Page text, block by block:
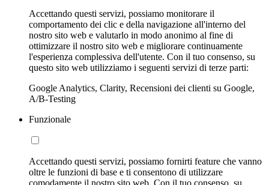
Accettando questi servizi, possiamo monitorare il
comportamento dei clic e della navigazione all'interno del
nostro sito web e valutarlo in modo anonimo al fine di
ottimizzare il nostro sito web e migliorare continuamente
l'esperienza complessiva dell'utente. Con il tuo consenso, su
questo sito web utilizziamo i seguenti servizi di terze parti:
Google Analytics, Clarity, Recensioni dei clienti su Google,
A/B-Testing
Funzionale
Accettando questi servizi, possiamo fornirti feature che vanno
oltre le funzioni di base e ti consentono di utilizzare
comodamente il nostro sito web. Con il tuo consenso, su